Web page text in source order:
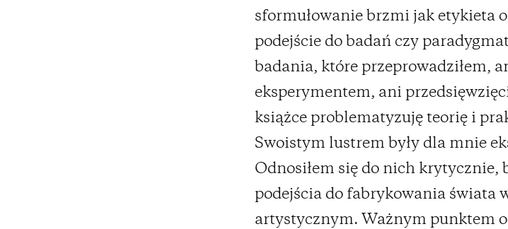
sformułowanie brzmi jak etykieta
podejście do badań czy
badania, które przeprowadziłem,
eksperymentem, ani
książce problematyzuję teorię i
Swoistym lustrem były dla mnie
Odnosiłem się do nich krytycznie,
podejścia do fabrykowania świata
artystycznym. Ważnym punktem